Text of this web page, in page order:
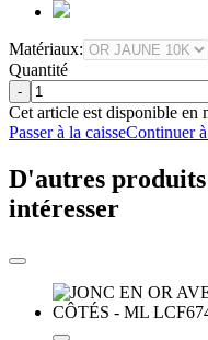
Matériaux:
Quantité
-
Cet article est disponible en
Passer à la caisseContinuer
D'autres
intéresser